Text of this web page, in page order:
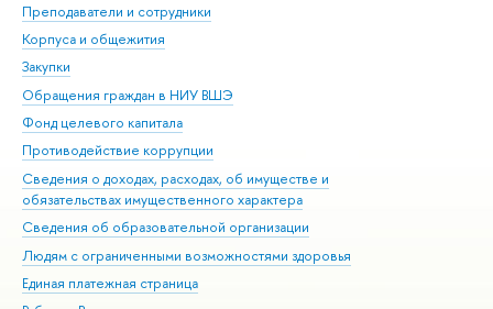
Преподаватели и сотрудники
Корпуса и общежития
Закупки
Обращения граждан в НИУ ВШЭ
Фонд целевого капитала
Противодействие коррупции
Сведения о доходах, расходах, об имуществе и
обязательствах имущественного характера
Сведения об образовательной организации
Людям с ограниченными возможностями здоровья
Единая платежная страница